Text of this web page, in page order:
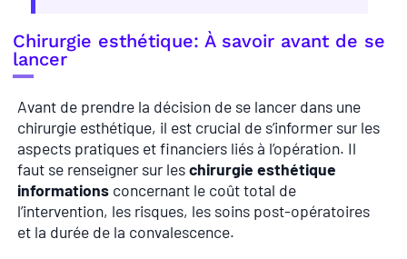
Chirurgie esthétique: À savoir avant de se
lancer
Avant de prendre la décision de se lancer dans une
chirurgie esthétique, il est crucial de s’informer sur les
aspects pratiques et financiers liés à l’opération. Il
faut se renseigner sur leschirurgie esthétique
informations concernant le coût total de
l’intervention, les risques, les soins post-opératoires
et la durée de la convalescence.